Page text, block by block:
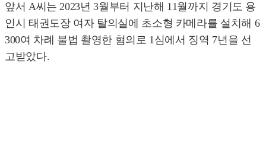
앞서 A씨는 2023년 3월부터 지난해 11월까지 경기도 용
인시 태권도장 여자 탈의실에 초소형 카메라를 설치해 6
300여 차례 불법 촬영한 혐의로 1심에서 징역 7년을 선
고받았다.